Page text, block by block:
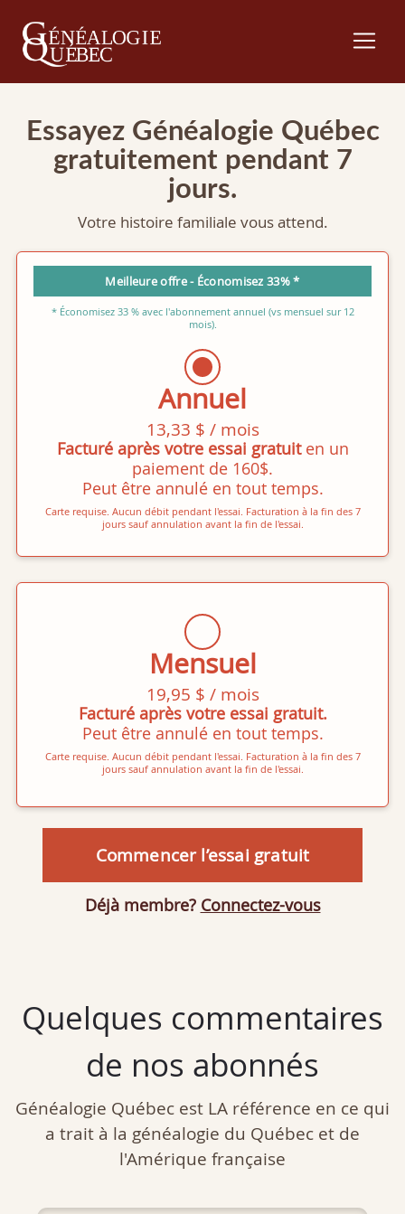
Essayez Généalogie Québec
gratuitement pendant 7
jours.
Votre histoire familiale vous attend.
Meilleure offre - Économisez 33% *
* Économisez 33 % avec l'abonnement annuel (vs mensuel sur 12
mois).
Annuel
13,33 $ / mois
Facturé après votre essai gratuiten un
paiement de 160$.
Peut être annulé en tout temps.
Carte requise. Aucun débit pendant l'essai. Facturation à la fin des 7
jours sauf annulation avant la fin de l'essai.
Mensuel
19,95 $ / mois
Facturé après votre essai gratuit.
Peut être annulé en tout temps.
Carte requise. Aucun débit pendant l'essai. Facturation à la fin des 7
jours sauf annulation avant la fin de l'essai.
Commencer l’essai gratuit
Déjà membre? Connectez-vous
Quelques commentaires
de nos abonnés
Généalogie Québec est LA référence en ce qui
a trait à la généalogie du Québec et de
l'Amérique française